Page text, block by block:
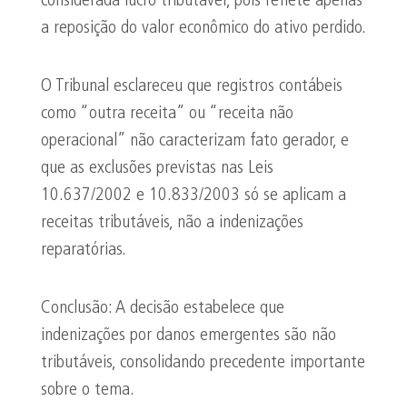
a reposição do valor econômico do ativo perdido.
O Tribunal esclareceu que registros contábeis
como “outra receita” ou “receita não
operacional” não caracterizam fato gerador, e
que as exclusões previstas nas Leis
10.637/2002 e 10.833/2003 só se aplicam a
receitas tributáveis, não a indenizações
reparatórias.
Conclusão: A decisão estabelece que
indenizações por danos emergentes são não
tributáveis, consolidando precedente importante
sobre o tema.